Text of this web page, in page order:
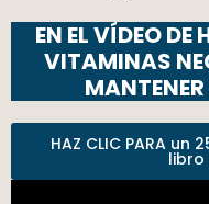
EN EL VÍDEO DE
VITAMINAS
HAZ CLIC PARA
libro